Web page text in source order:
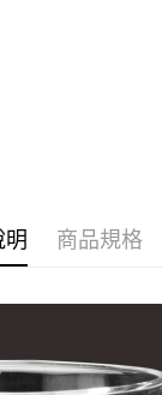
明 商品規格